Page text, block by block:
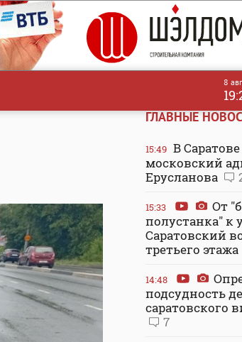
8
ГЛАВНЫЕ
15:49 В
московский
Ерусланова
15:33
От
полустанка" к
Саратовский
третьего этажа
14:48
подсудность
саратовского
7